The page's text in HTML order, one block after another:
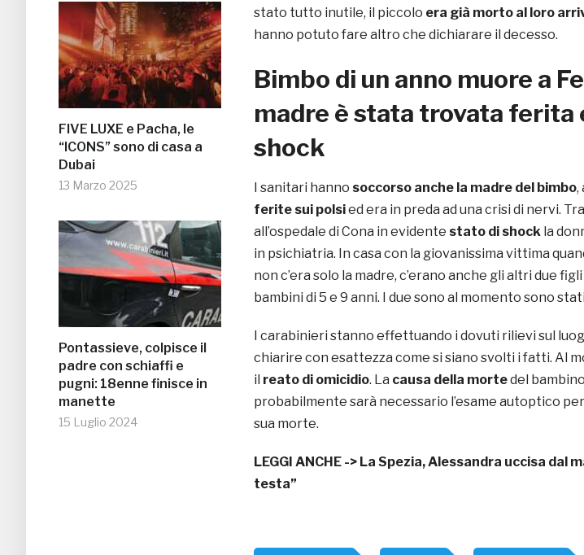
FIVE LUXE e Pacha, le
“ICONS” sono di casa a
Dubai
13 Marzo 2025
Pontassieve, colpisce il
padre con schiaffi e
pugni: 18enne finisce in
manette
15 Luglio 2024
stato tutto inutile, il piccolo era già morto al loro
hanno potuto fare altro che dichiarare il decesso.
Bimbo di un anno muore a
madre è stata trovata ferita
shock
I sanitari hanno soccorso anche la madre del bimbo,
ferite sui polsied era in preda ad una crisi di nervi.
all’ospedale di Cona in evidente stato di shock la
in psichiatria. In casa con la giovanissima vittima
non c’era solo la madre, c’erano anche gli altri due
bambini di 5 e 9 anni. I due sono al momento sono
I carabinieri stanno effettuando i dovuti rilievi sul
chiarire con esattezza come si siano svolti i fatti. Al
il reato di omicidio. La causa della mortedel
probabilmente sarà necessario l’esame autoptico
sua morte.
LEGGI ANCHE -> La Spezia, Alessandra uccisa dal
testa”